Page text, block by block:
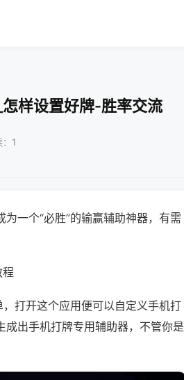
样设置好牌-胜率交流
1
一个“必胜”的输赢辅助神器，有需
打开这个应用便可以自定义手机打
出手机打牌专用辅助器，不管你是